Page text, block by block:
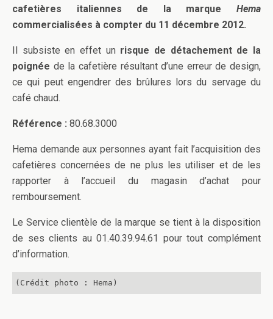
cafetières italiennes de la marque Hema
commercialisées à compter du 11 décembre 2012.
Il subsiste en effet un risque de détachement de la
poignée de la cafetière résultant d’une erreur de design,
ce qui peut engendrer des brûlures lors du servage du
café chaud.
Référence : 80.68.3000
Hema demande aux personnes ayant fait l’acquisition des
cafetières concernées de ne plus les utiliser et de les
rapporter à l’accueil du magasin d’achat pour
remboursement.
Le Service clientèle de la marque se tient à la disposition
de ses clients au 01.40.39.94.61 pour tout complément
d’information.
(Crédit photo : Hema)